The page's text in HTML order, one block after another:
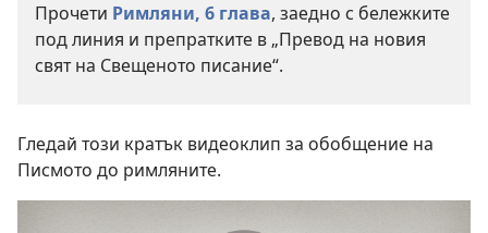
Прочети Римляни, 6 глава, заедно с бележките
под линия и препратките в „Превод на новия
свят на Свещеното писание“.
Гледай този кратък видеоклип за обобщение на
Писмото до римляните.